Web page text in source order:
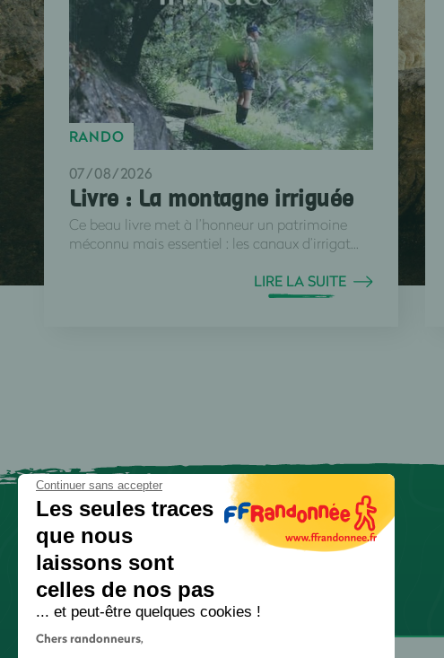
RANDO
07/08/2026
Livre : La montagne irriguée
Ce beau livre met à l’honneur un patrimoine
méconnu mais essentiel : les canaux d’irrigat...
LIRE LA SUITE
Continuer sans accepter
Les seules traces
que nous
laissons sont
celles de nos pas
... et peut-être quelques cookies !
Chers randonneurs,